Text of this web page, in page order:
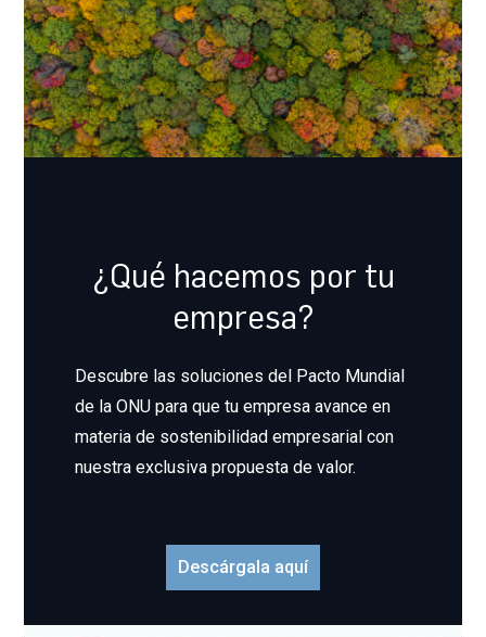
¿Qué hacemos por tu
empresa?
Descubre las soluciones del Pacto Mundial
de la ONU para que tu empresa avance en
materia de sostenibilidad empresarial con
nuestra exclusiva propuesta de valor.
Descárgala aquí